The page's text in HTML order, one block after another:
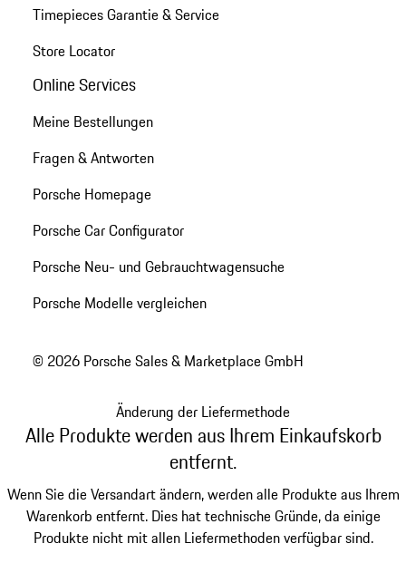
Timepieces Garantie & Service
Store Locator
Online Services
Meine Bestellungen
Fragen & Antworten
Porsche Homepage
Porsche Car Configurator
Porsche Neu- und Gebrauchtwagensuche
Porsche Modelle vergleichen
© 2026 Porsche Sales & Marketplace GmbH
Änderung der Liefermethode
Alle Produkte werden aus Ihrem Einkaufskorb
entfernt.
Wenn Sie die Versandart ändern, werden alle Produkte aus Ihrem
Warenkorb entfernt. Dies hat technische Gründe, da einige
Produkte nicht mit allen Liefermethoden verfügbar sind.